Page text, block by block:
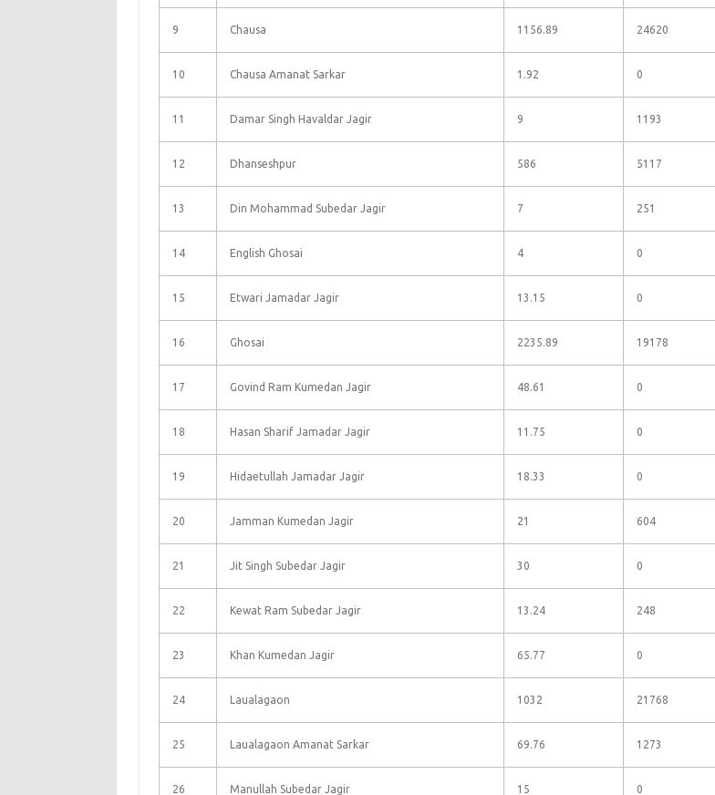
9 Chausa 1156.89 24620
10 Chausa Amanat Sarkar 1.92 0
11 Damar Singh Havaldar Jagir 9 1193
12 Dhanseshpur 586 5117
13 Din Mohammad Subedar Jagir 7 251
14 English Ghosai 4 0
15 Etwari Jamadar Jagir 13.15 0
16 Ghosai 2235.89 19178
17 Govind Ram Kumedan Jagir 48.61 0
18 Hasan Sharif Jamadar Jagir 11.75 0
19 Hidaetullah Jamadar Jagir 18.33 0
20 Jamman Kumedan Jagir 21 604
21 Jit Singh Subedar Jagir 30 0
22 Kewat Ram Subedar Jagir 13.24 248
23 Khan Kumedan Jagir 65.77 0
24 Laualagaon 1032 21768
25 Laualagaon Amanat Sarkar 69.76 1273
26 Manullah Subedar Jagir 15 0